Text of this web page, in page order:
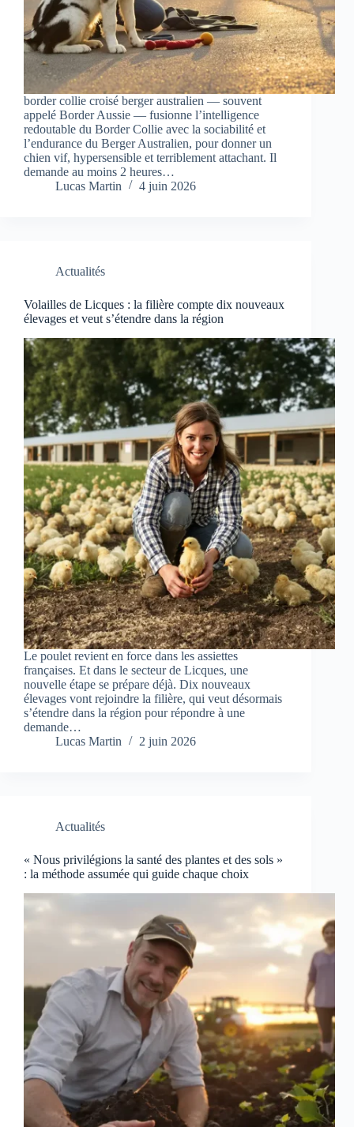
border collie croisé berger australien — souvent
appelé Border Aussie — fusionne l’intelligence
redoutable du Border Collie avec la sociabilité et
l’endurance du Berger Australien, pour donner un
chien vif, hypersensible et terriblement attachant. Il
demande au moins 2 heures…
Lucas Martin
4 juin 2026
Actualités
Volailles de Licques : la filière compte dix nouveaux
élevages et veut s’étendre dans la région
Le poulet revient en force dans les assiettes
françaises. Et dans le secteur de Licques, une
nouvelle étape se prépare déjà. Dix nouveaux
élevages vont rejoindre la filière, qui veut désormais
s’étendre dans la région pour répondre à une
demande…
Lucas Martin
2 juin 2026
Actualités
« Nous privilégions la santé des plantes et des sols »
: la méthode assumée qui guide chaque choix